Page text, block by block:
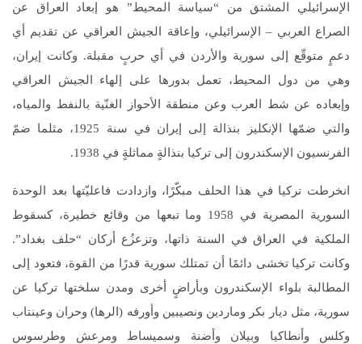
الإسرائيلي المشتق من “سياسة المحيط” هو إبعاد العراق عن
الصراع العربي – الإسرائيلي، وإعاقة الجيش العراقي عن تقديم أي
دعمٍ متوقّع إلى سورية والأردن في أي حربٍ مقبلة. وكانت إيران،
وهي من دول المحيط، تعمل بدورها على إلهاء الجيش العراقي
وإبعاده عن شط العرب وعن منطقة الأحواز الغنّية بالنفط والمياه،
والتي ضمّها الإنكليز بنذالة إلى إيران في سنة 1925، مثلما ضمّ
الفرنسيون الإسكندرون إلى تركيا بنذالةٍ مماثلةٍ في 1938.
انخرطت تركيا في هذا الحلف مبكّرًا، وازدادت فاعليّتها بعد الوحدة
السورية المصرية في 1958 وما تبعها من وقائع خطيرة، كسقوط
الملكية في العراق في السنة ذاتها، وتزعزُع أركان “حلف بغداد”.
وكانت تركيا تخشى دائمًا أن تمتلك سورية قدرًا من القوة، فتعود إلى
المطالبة بلواء الإسكندرون وبأراضٍ أخرى ومدن سلختها تركيا عن
سورية، مثل ديار بكر وماردين ونصيبين وأورفه (الرها) وحران وعينتاب
وكلس وأنطاكيا وبيلان وأضنة وسميساط ومرعش وطرسوس